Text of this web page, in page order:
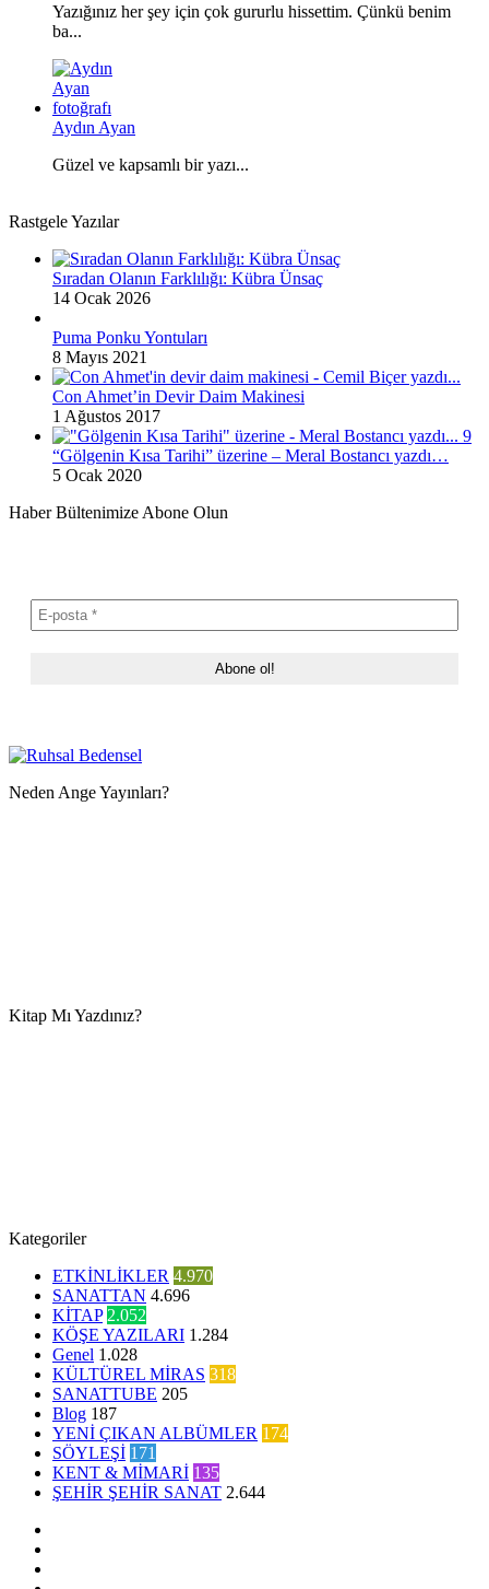
Yazığınız her şey için çok gururlu hissettim. Çünkü benim
ba...
Aydın Ayan
Güzel ve kapsamlı bir yazı...
Rastgele Yazılar
Sıradan Olanın Farklılığı: Kübra Ünsaç
14 Ocak 2026
Puma Ponku Yontuları
8 Mayıs 2021
Con Ahmet’in Devir Daim Makinesi
1 Ağustos 2017
“Gölgenin Kısa Tarihi” üzerine – Meral Bostancı yazdı…
5 Ocak 2020
Haber Bültenimize Abone Olun
Neden Ange Yayınları?
Kitap Mı Yazdınız?
Kategoriler
ETKİNLİKLER 4.970
SANATTAN 4.696
KİTAP 2.052
KÖŞE YAZILARI 1.284
Genel 1.028
KÜLTÜREL MİRAS 318
SANATTUBE 205
Blog 187
YENİ ÇIKAN ALBÜMLER 174
SÖYLEŞİ 171
KENT & MİMARİ 135
ŞEHİR ŞEHİR SANAT 2.644